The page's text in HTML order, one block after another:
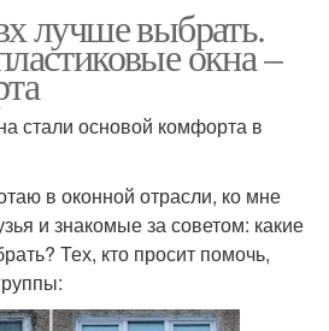
лучше выбрать.
окна –
стали основой комфорта в
в оконной отрасли, ко мне
и знакомые за советом: какие
Тех, кто просит помочь,